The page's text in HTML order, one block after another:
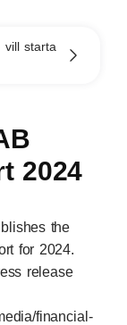
starta
2024
the
for 2024.
release
financial-